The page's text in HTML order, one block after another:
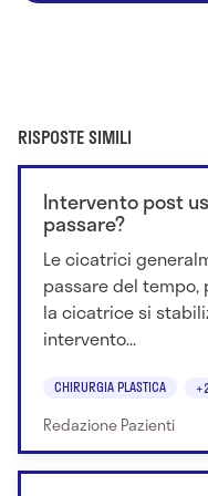
RISPOSTE SIMILI
Intervento post
passare?
Le cicatrici
passare del
la cicatrice si
intervento...
CHIRURGIA PLASTICA
Redazione Pazienti